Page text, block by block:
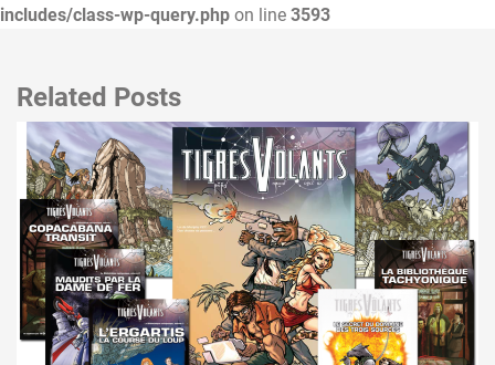
includes/class-wp-query.php on line 3593
Related Posts